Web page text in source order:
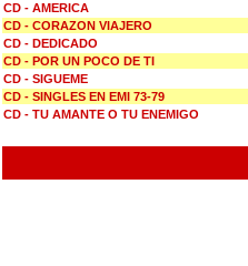
CD - AMERICA
CD - CORAZON VIAJERO
CD - DEDICADO
CD - POR UN POCO DE TI
CD - SIGUEME
CD - SINGLES EN EMI 73-79
CD - TU AMANTE O TU ENEMIGO